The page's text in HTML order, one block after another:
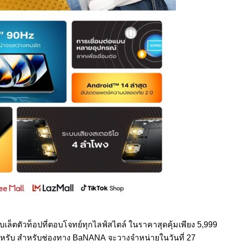
ล็ตตัวท็อปที่ตอบโจทย์ทุกไลฟ์สไตล์ ในราคาสุดคุ้มเพียง 5,999
บ สำหรับช่องทาง BaNANA จะวางจำหน่ายในวันที่ 27